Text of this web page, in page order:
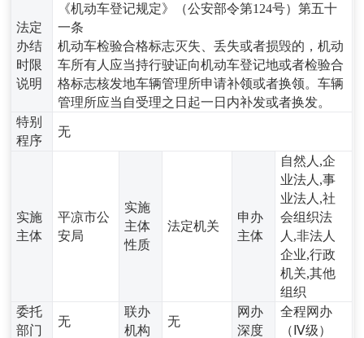
法定
办结
时限
说明
《机动车登记规定》（公安部令第124号）第五十
一条
机动车检验合格标志灭失、丢失或者损毁的，机动
车所有人应当持行驶证向机动车登记地或者检验合
格标志核发地车辆管理所申请补领或者换领。车辆
管理所应当自受理之日起一日内补发或者换发。
特别
程序
无
实施
主体
平凉市公
安局
实施
主体
性质
法定机关
申办
主体
自然人,企
业法人,事
业法人,社
会组织法
人,非法人
企业,行政
机关,其他
组织
委托
部门
无
联办
机构
无
网办
深度
全程网办
（Ⅳ级）